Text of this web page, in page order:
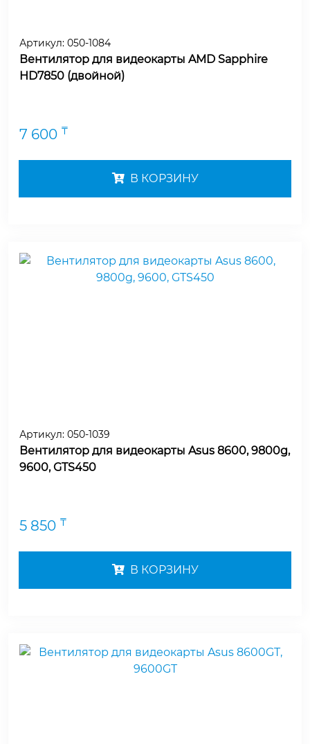
Артикул: 050-1084
Вентилятор для видеокарты AMD Sapphire
HD7850 (двойной)
7 600 ₸
В КОРЗИНУ
Артикул: 050-1039
Вентилятор для видеокарты Asus 8600, 9800g,
9600, GTS450
5 850 ₸
В КОРЗИНУ